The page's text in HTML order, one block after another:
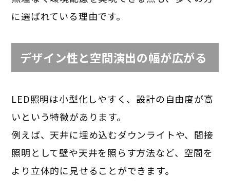
に選ばれている理由です。
デザイン性と空間演出の幅が広がる
LED照明は小型化しやすく、設計の自由度が高
いという特徴があります。
例えば、天井に埋め込むダウンライトや、間接
照明として壁や天井を照らす方法など、空間を
より立体的に見せることができます。